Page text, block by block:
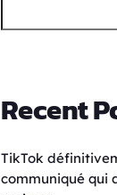
Recent
TikTok
communiqué qui